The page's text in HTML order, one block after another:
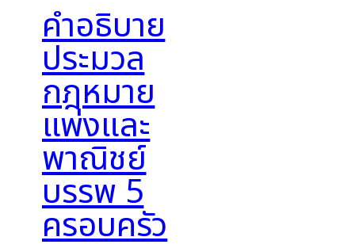
คำอธิบาย
ประมวล
กฎหมาย
แพ่งและ
พาณิชย์
บรรพ 5
ครอบครัว